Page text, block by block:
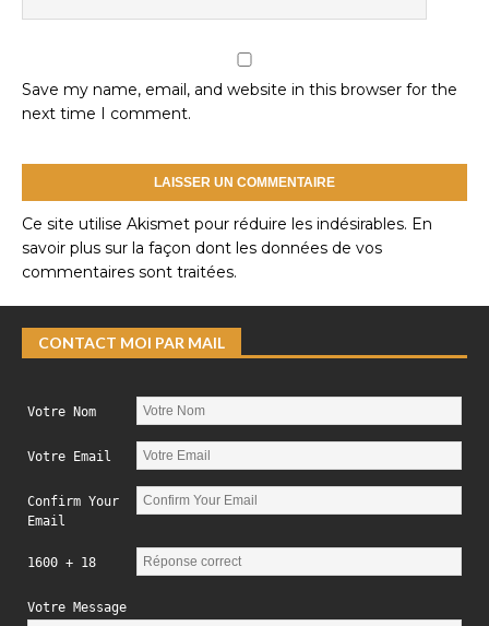
Save my name, email, and website in this browser for the
next time I comment.
Ce site utilise Akismet pour réduire les indésirables. En
savoir plus sur la façon dont les données de vos
commentaires sont traitées.
CONTACT MOI PAR MAIL
Votre Nom
Votre Email
Confirm Your
Email
1600 + 18
Votre Message